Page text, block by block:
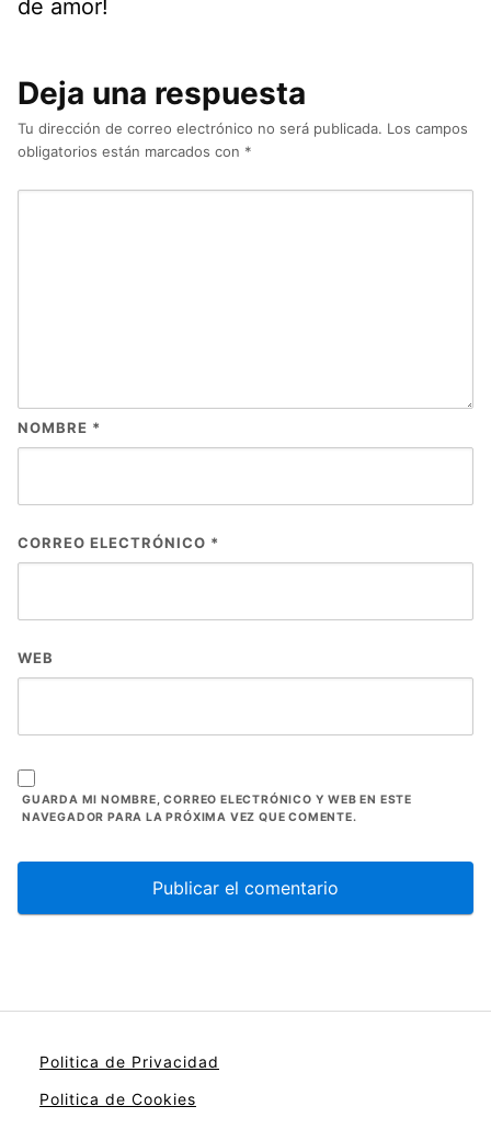
de amor!
Deja una respuesta
Tu dirección de correo electrónico no será publicada. Los campos
obligatorios están marcados con *
NOMBRE *
CORREO ELECTRÓNICO *
WEB
GUARDA MI NOMBRE, CORREO ELECTRÓNICO Y WEB EN ESTE
NAVEGADOR PARA LA PRÓXIMA VEZ QUE COMENTE.
Politica de Privacidad
Politica de Cookies